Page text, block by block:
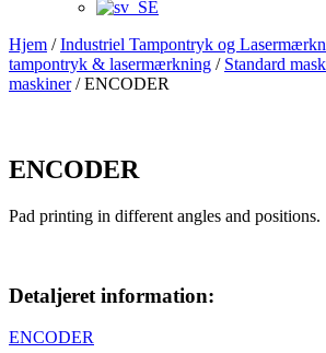
Hjem /Industriel Tampontryk og
tampontryk & lasermærkning / Standard
maskiner/ ENCODER
ENCODER
Pad printing in different angles and positions.
Detaljeret information:
ENCODER